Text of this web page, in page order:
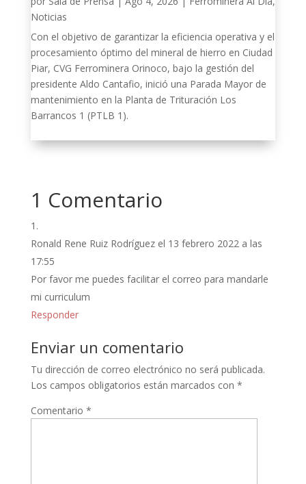
Noticias
Con el objetivo de garantizar la eficiencia operativa y el
procesamiento óptimo del mineral de hierro en Ciudad
Piar, CVG Ferrominera Orinoco, bajo la gestión del
presidente Aldo Cantafio, inició una Parada Mayor de
mantenimiento en la Planta de Trituración Los
Barrancos 1 (PTLB 1).
1 Comentario
Ronald Rene Ruiz Rodríguez el 13 febrero 2022 a las
17:55
Por favor me puedes facilitar el correo para mandarle
mi curriculum
Responder
Enviar un comentario
Tu dirección de correo electrónico no será publicada.
Los campos obligatorios están marcados con *
Comentario *